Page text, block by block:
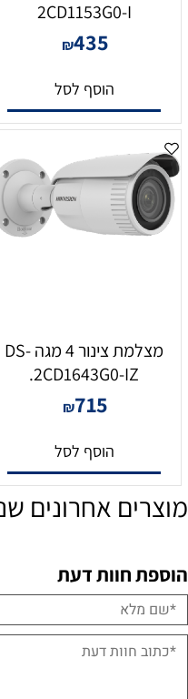
2CD1153G0-I
₪435
הוסף לסל
מצלמת צינור 4 מגה DS-
2CD1643G0-IZ.
₪715
הוסף לסל
מוצרים אחרונים
הוספת חוות דעת